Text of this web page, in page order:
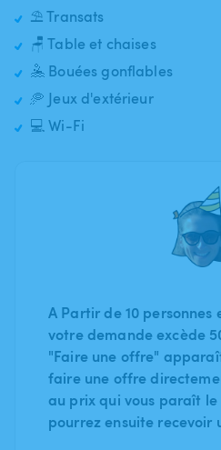
⛱️ Transats
🪑 Table et chaises
🤽 Bouées gonflables
🥏 Jeux d'extérieur
💻 Wi-Fi
A Partir de 10
votre demande excède
"Faire une offre"
faire une offre
au prix qui vous paraît le
pourrez ensuite recevoir